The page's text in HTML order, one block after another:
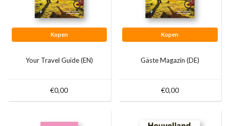
Kopen
Your Travel Guide (EN)
€0,00
Kopen
Gäste Magazin (DE)
€0,00